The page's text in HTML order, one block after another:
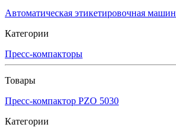
Автоматическая этикетировочная
Категории
Пресс-компакторы
Товары
Пресс-компактор PZO 5030
Категории